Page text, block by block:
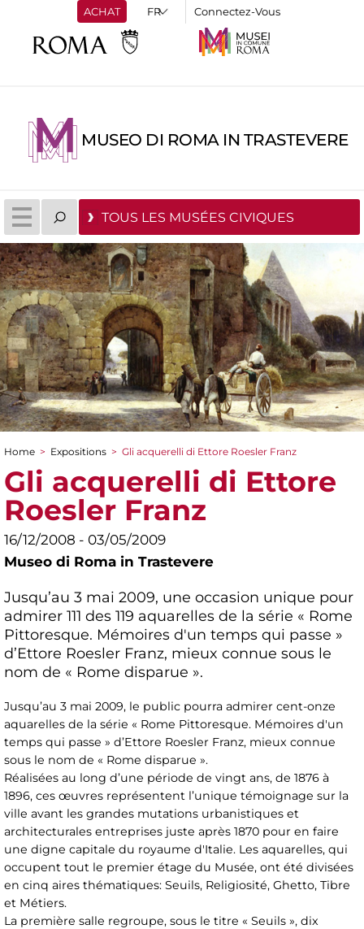
ACHAT Connectez-Vous
MUSEO DI ROMA IN TRASTEVERE
TOUS LES MUSÉES CIVIQUES
You are here
Home > Expositions > Gli acquerelli di Ettore Roesler Franz
Gli acquerelli di Ettore
Roesler Franz
16/12/2008 - 03/05/2009
Museo di Roma in Trastevere
Jusqu’au 3 mai 2009, une occasion unique pour
admirer 111 des 119 aquarelles de la série « Rome
Pittoresque. Mémoires d'un temps qui passe »
d’Ettore Roesler Franz, mieux connue sous le
nom de « Rome disparue ».
Jusqu’au 3 mai 2009, le public pourra admirer cent-onze
aquarelles de la série « Rome Pittoresque. Mémoires d'un
temps qui passe » d’Ettore Roesler Franz, mieux connue
sous le nom de « Rome disparue ».
Réalisées au long d’une période de vingt ans, de 1876 à
1896, ces œuvres représentent l’unique témoignage sur la
ville avant les grandes mutations urbanistiques et
architecturales entreprises juste après 1870 pour en faire
une digne capitale du royaume d'Italie. Les aquarelles, qui
occupent tout le premier étage du Musée, ont été divisées
en cinq aires thématiques: Seuils, Religiosité, Ghetto, Tibre
et Métiers.
La première salle regroupe, sous le titre « Seuils », dix